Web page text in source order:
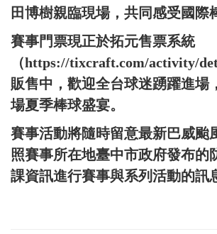
田博樹親臨現場，共同感受國際
賽事門票現正於拓元售票系統
（https://tixcraft.com/activity/
販售中，歡迎全台球迷踴躍進場
場夏季棒球盛宴。
賽事活動將隨時留意最新巴威颱
照賽事所在地臺中市政府發布的
課資訊進行賽事與系列活動的訊